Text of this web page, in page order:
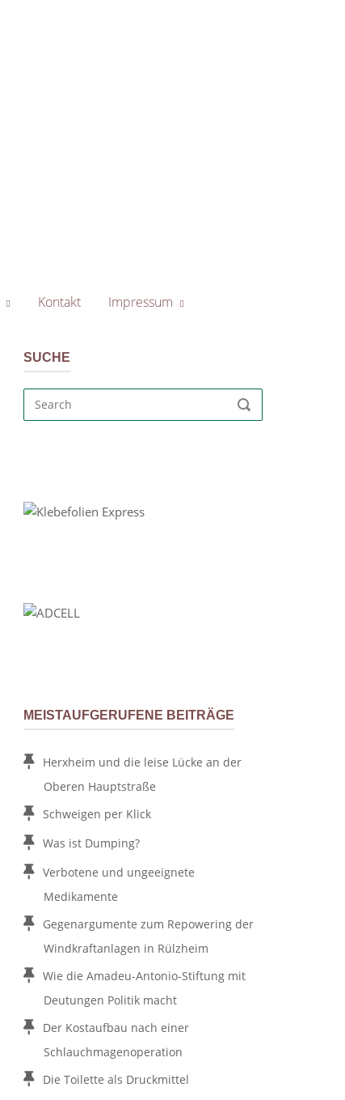
Kontakt Impressum
SUCHE
Search
for:
SEARCH
MEISTAUFGERUFENE BEITRÄGE
Herxheim und die leise Lücke an der
Oberen Hauptstraße
Schweigen per Klick
Was ist Dumping?
Verbotene und ungeeignete
Medikamente
Gegenargumente zum Repowering der
Windkraftanlagen in Rülzheim
Wie die Amadeu-Antonio-Stiftung mit
Deutungen Politik macht
Der Kostaufbau nach einer
Schlauchmagenoperation
Die Toilette als Druckmittel